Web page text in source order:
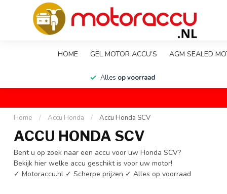
HOME GEL MOTOR ACCU’S AGM SEALED
Alles op voorraad
Home / Accu Honda / Accu Honda SCV
ACCU HONDA SCV
Bent u op zoek naar een accu voor uw Honda SCV?
Bekijk hier welke accu geschikt is voor uw motor!
✓ Motoraccu.nl ✓ Scherpe prijzen ✓ Alles op voorraad